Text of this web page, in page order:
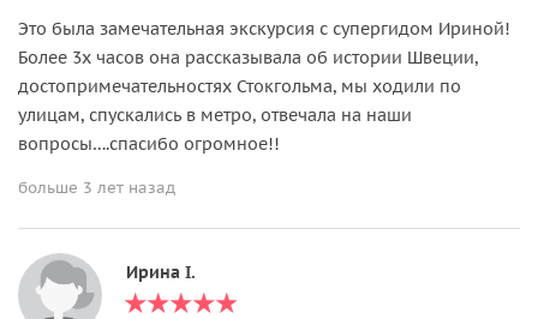
Это была замечательная экскурсия с супергидом Ириной!
Более 3х часов она рассказывала об истории Швеции,
достопримечательностях Стокгольма, мы ходили по
улицам, спускались в метро, отвечала на наши
вопросы….спасибо огромное!!
больше 3 лет назад
Ирина I.